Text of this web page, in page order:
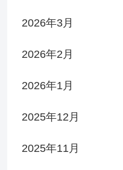
2026年3月
2026年2月
2026年1月
2025年12月
2025年11月